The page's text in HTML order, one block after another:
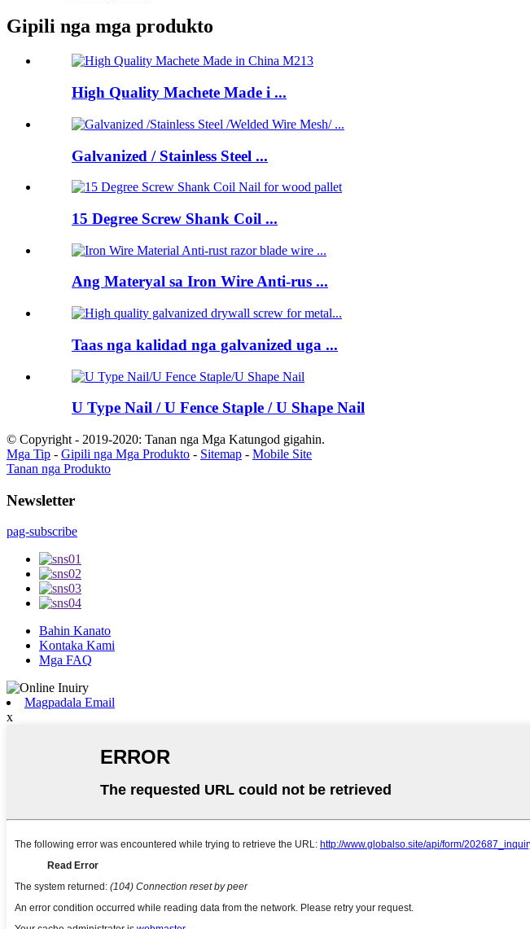
Gipili nga mga produkto
High Quality Machete Made i ...
Galvanized / Stainless Steel ...
15 Degree Screw Shank Coil ...
Ang Materyal sa Iron Wire Anti-rus ...
Taas nga kalidad nga galvanized uga ...
U Type Nail / U Fence Staple / U Shape Nail
© Copyright - 2019-2020: Tanan nga Mga Katungod gigahin.
Mga Tip - Gipili nga Mga Produkto - Sitemap - Mobile Site
Tanan nga Produkto
Newsletter
pag-subscribe
Bahin Kanato
Kontaka Kami
Mga FAQ
Magpadala Email
x